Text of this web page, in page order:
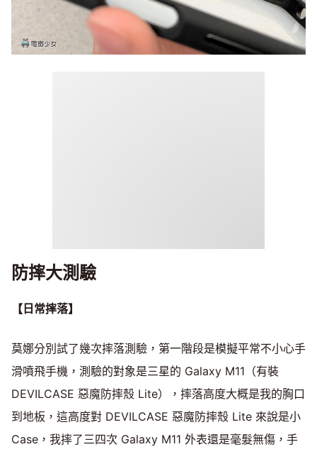
防摔大測驗
【日常摔落】
莫娜分別試了幾次摔落測驗，第一階段是模擬平常不小心手
滑噴飛手機，測驗的對象是三星的 Galaxy M11（有裝
DEVILCASE 惡魔防摔殼 Lite），摔落高度大概是我的胸口
到地板，這高度對 DEVILCASE 惡魔防摔殼 Lite 來說是小
Case，我摔了三四次 Galaxy M11 外表還是毫髮無傷，手